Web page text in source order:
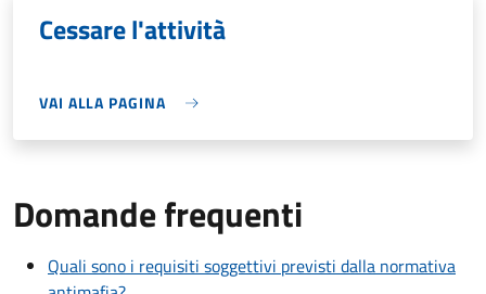
Cessare l'attività
VAI ALLA PAGINA
Domande frequenti
Quali sono i requisiti soggettivi previsti dalla normativa